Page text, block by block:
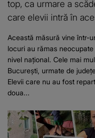
top, ca urmare a
care elevii intră în
Această măsură vine într-
locuri au rămas
nivel național. Cele mai
București, urmate de
Elevii care nu au fost
doua...